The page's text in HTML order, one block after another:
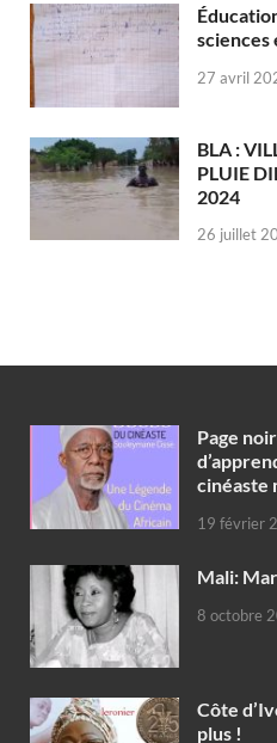
sciences
27 avril
BLA :
PLUIE
2024
26 juillet
Page
cinéaste
19 février
Mali:
8 octobre
Côte
plus !